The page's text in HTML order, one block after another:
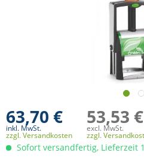
63,70 €
inkl. MwSt.
zzgl. Versandkosten
53,53 €
excl. MwSt.
zzgl.
Sofort versandfertig, Lieferzeit